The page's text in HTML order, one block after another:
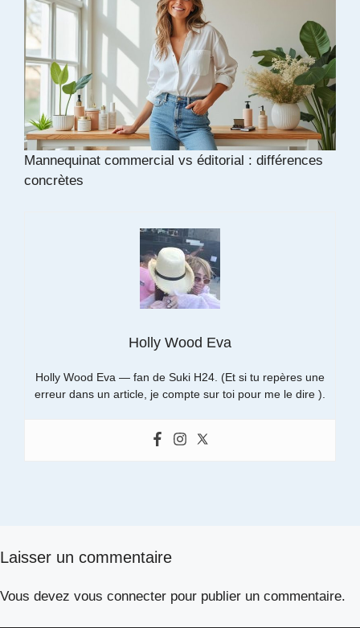
Mannequinat commercial vs éditorial : différences
concrètes
Holly Wood Eva
Holly Wood Eva — fan de Suki H24. (Et si tu repères une
erreur dans un article, je compte sur toi pour me le dire ).
Laisser un commentaire
Vous devez vous connecter pour publier un commentaire.